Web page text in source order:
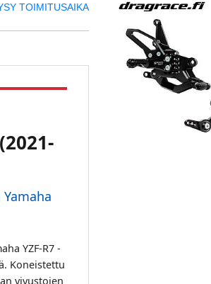
TOIMITUSAIKA
YZF-R7 -
Koneistettu
vivustojen